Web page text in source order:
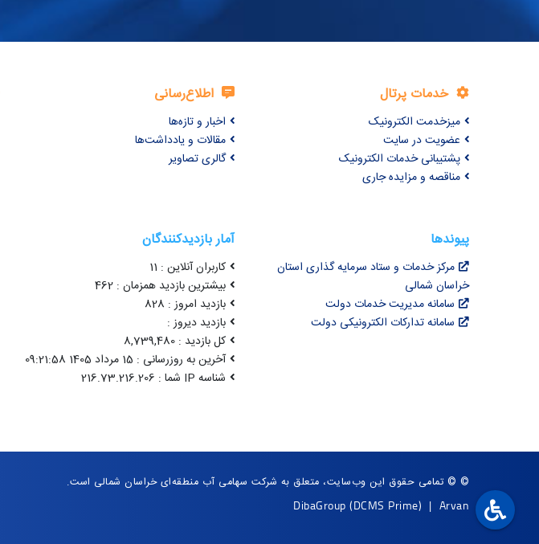
خدمات پرتال
میزخدمت الکترونیک
عضویت در سایت
پشتیبانی خدمات الکترونیک
مناقصه و مزایده جاری
اطلاع‌رسانی
اخبار و تازه‌ها
مقالات و یادداشت‌ها
گالری تصاویر
پیوندها
مرکز خدمات و ستاد سرمایه گذاری استان
خراسان شمالی
سامانه مدیریت خدمات دولت
سامانه تدارکات الکترونیکی دولت
آمار بازدیدکنندگان
کاربران آنلاین : 11
بیشترین بازدید همزمان : 462
بازدید امروز : 828
بازدید دیروز :
کل بازدید : 8,739,480
آخرین به روزرسانی : 15 مرداد 1405 09:21:58
شناسه IP شما : 216.73.216.206
© © تمامی حقوق این وب‌سایت، متعلق به شرکت سهامی آب منطقه‌ای خراسان شمالی است.
DibaGroup (DCMS Prime) | Arvan